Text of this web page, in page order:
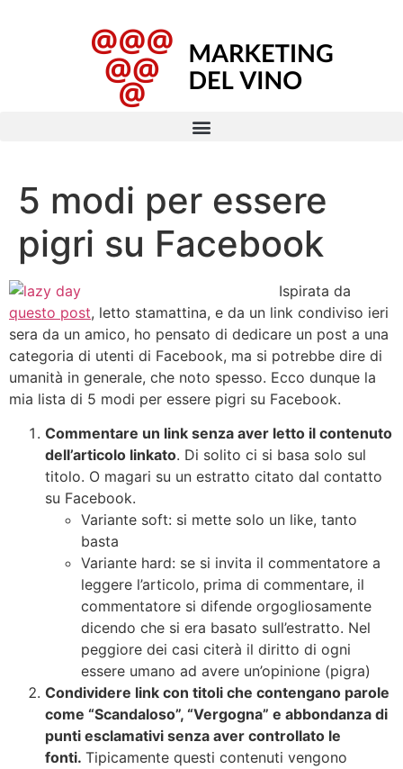
5 modi per essere
pigri su Facebook
Ispirata da
questo post, letto stamattina, e da un link condiviso ieri
sera da un amico, ho pensato di dedicare un post a una
categoria di utenti di Facebook, ma si potrebbe dire di
umanità in generale, che noto spesso. Ecco dunque la
mia lista di 5 modi per essere pigri su Facebook.
Commentare un link senza aver letto il contenuto
dell’articolo linkato. Di solito ci si basa solo sul
titolo. O magari su un estratto citato dal contatto
su Facebook.
Variante soft: si mette solo un like, tanto
basta
Variante hard: se si invita il commentatore a
leggere l’articolo, prima di commentare, il
commentatore si difende orgogliosamente
dicendo che si era basato sull’estratto. Nel
peggiore dei casi citerà il diritto di ogni
essere umano ad avere un’opinione (pigra)
Condividere link con titoli che contengano parole
come “Scandaloso”, “Vergogna” e abbondanza di
punti esclamativi senza aver controllato le
fonti. Tipicamente questi contenuti vengono